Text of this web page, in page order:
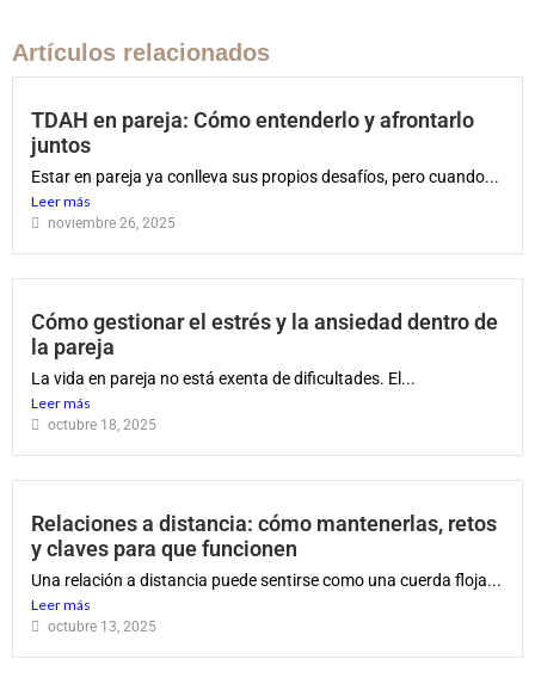
Artículos relacionados
TDAH en pareja: Cómo entenderlo y afrontarlo
juntos
Estar en pareja ya conlleva sus propios desafíos, pero cuando...
Leer más
noviembre 26, 2025
Cómo gestionar el estrés y la ansiedad dentro de
la pareja
La vida en pareja no está exenta de dificultades. El...
Leer más
octubre 18, 2025
Relaciones a distancia: cómo mantenerlas, retos
y claves para que funcionen
Una relación a distancia puede sentirse como una cuerda floja...
Leer más
octubre 13, 2025